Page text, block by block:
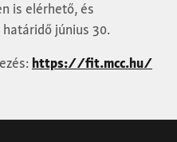
is elérhető, és
június 30.
https://fit.mcc.hu/